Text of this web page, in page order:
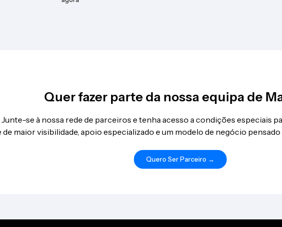
Quer fazer parte da nossa equipa de
Junte-se à nossa rede de parceiros e tenha acesso a condições especiais
maior visibilidade, apoio especializado e um modelo de negócio pensado
Quero Ser Parceiro →